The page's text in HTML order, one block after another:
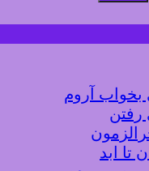
بخواب آروم
رفتن
تا ابد